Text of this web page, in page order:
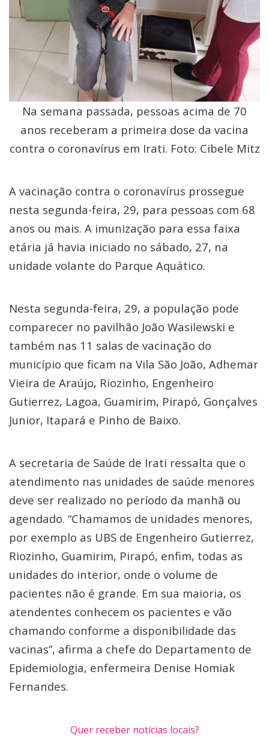
Na semana passada, pessoas acima de 70
anos receberam a primeira dose da vacina
contra o coronavírus em Irati. Foto: Cibele Mitz
A vacinação contra o coronavírus prossegue
nesta segunda-feira, 29, para pessoas com 68
anos ou mais. A imunização para essa faixa
etária já havia iniciado no sábado, 27, na
unidade volante do Parque Aquático.
Nesta segunda-feira, 29, a população pode
comparecer no pavilhão João Wasilewski e
também nas 11 salas de vacinação do
município que ficam na Vila São João, Adhemar
Vieira de Araújo, Riozinho, Engenheiro
Gutierrez, Lagoa, Guamirim, Pirapó, Gonçalves
Junior, Itapará e Pinho de Baixo.
A secretaria de Saúde de Irati ressalta que o
atendimento nas unidades de saúde menores
deve ser realizado no período da manhã ou
agendado. “Chamamos de unidades menores,
por exemplo as UBS de Engenheiro Gutierrez,
Riozinho, Guamirim, Pirapó, enfim, todas as
unidades do interior, onde o volume de
pacientes não é grande. Em sua maioria, os
atendentes conhecem os pacientes e vão
chamando conforme a disponibilidade das
vacinas”, afirma a chefe do Departamento de
Epidemiologia, enfermeira Denise Homiak
Fernandes.
Quer receber notícias locais?